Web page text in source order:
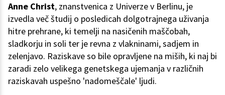
Anne Christ, znanstvenica z Univerze v Berlinu, je
izvedla več študij o posledicah dolgotrajnega uživanja
hitre prehrane, ki temelji na nasičenih maščobah,
sladkorju in soli ter je revna z vlakninami, sadjem in
zelenjavo. Raziskave so bile opravljene na miših, ki naj bi
zaradi zelo velikega genetskega ujemanja v različnih
raziskavah uspešno 'nadomeščale' ljudi.